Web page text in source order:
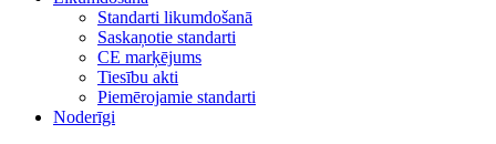
Standarti likumdošanā
Saskaņotie standarti
CE marķējums
Tiesību akti
Piemērojamie standarti
Noderīgi